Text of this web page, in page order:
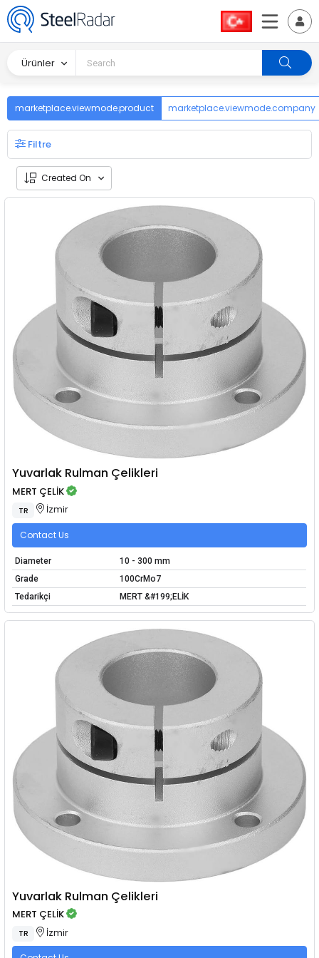
Ürünler
marketplace.viewmode.product marketplace.viewmode.company
Filtre
Created On
Yuvarlak Rulman Çelikleri
MERT ÇELİK
TR İzmir
Contact Us
Diameter
10 - 300 mm
Grade
100CrMo7
Tedarikçi
MERT &#199;ELİK
Yuvarlak Rulman Çelikleri
MERT ÇELİK
TR İzmir